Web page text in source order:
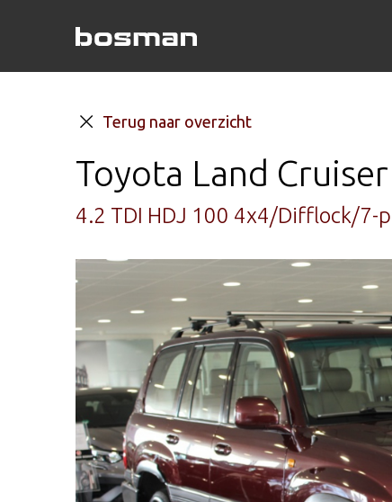
Toyota Land
4.2 TDI HDJ 100 4x4/Difflock/7-
Terug naar overzicht